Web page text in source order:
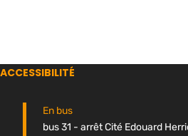
ACCESSIBILITÉ
En bus
bus 31 - arrêt Cité Edouard